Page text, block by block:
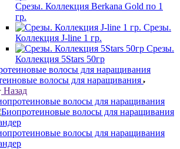
Срезы. Коллекция Berkana Gold по 1
гр.
Срезы.
Коллекция J-line 1 гр.
Срезы.
Коллекция 5Stars 50гр
волосы для наращивания
Назад
волосы для наращивания
волосы для наращивания